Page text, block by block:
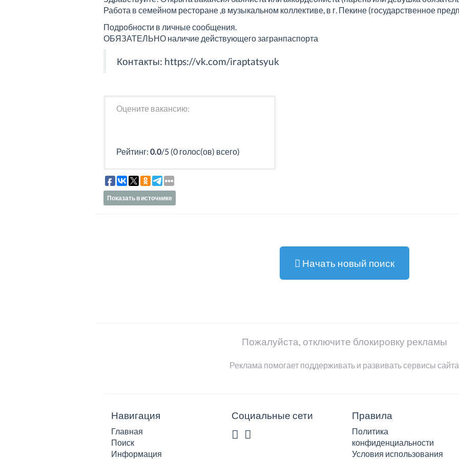
Работа в семейном ресторане ,в музыкальном коллективе, в г. Пекине (государственное
Подробности в личные сообщения.
ОБЯЗАТЕЛЬНО наличие действующего загранпаспорта
Контакты: https://vk.com/iraptatsyuk
Оцените вакансию:
Рейтинг: 0.0/5 (0 голос(ов) всего)
Показать в источнике
Начать новый поиск
Пожалуйста, отключите блокировку рекламы
Реклама помогает поддерживать и развивать сервисы сайта
Навигация
Главная
Поиск
Информация
Социальные сети Правила
Политика
конфиденциальности
Условия использования